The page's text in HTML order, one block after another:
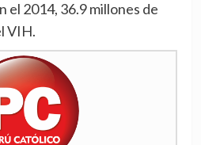
el 2014, 36.9 millones de
VIH.